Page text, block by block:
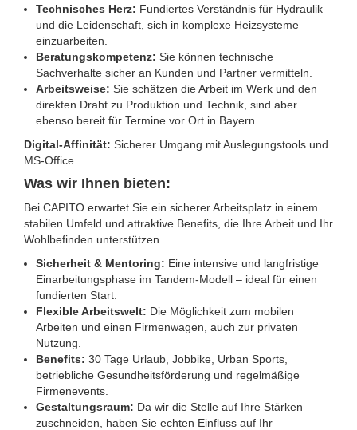
Technisches Herz: Fundiertes Verständnis für Hydraulik
und die Leidenschaft, sich in komplexe Heizsysteme
einzuarbeiten.
Beratungskompetenz: Sie können technische
Sachverhalte sicher an Kunden und Partner vermitteln.
Arbeitsweise: Sie schätzen die Arbeit im Werk und den
direkten Draht zu Produktion und Technik, sind aber
ebenso bereit für Termine vor Ort in Bayern.
Digital-Affinität: Sicherer Umgang mit Auslegungstools und
MS-Office.
Was wir Ihnen bieten:
Bei CAPITO erwartet Sie ein sicherer Arbeitsplatz in einem
stabilen Umfeld und attraktive Benefits, die Ihre Arbeit und Ihr
Wohlbefinden unterstützen.
Sicherheit & Mentoring: Eine intensive und langfristige
Einarbeitungsphase im Tandem-Modell – ideal für einen
fundierten Start.
Flexible Arbeitswelt: Die Möglichkeit zum mobilen
Arbeiten und einen Firmenwagen, auch zur privaten
Nutzung.
Benefits: 30 Tage Urlaub, Jobbike, Urban Sports,
betriebliche Gesundheitsförderung und regelmäßige
Firmenevents.
Gestaltungsraum: Da wir die Stelle auf Ihre Stärken
zuschneiden, haben Sie echten Einfluss auf Ihr